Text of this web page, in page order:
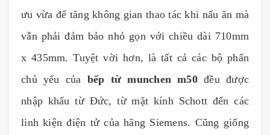
ưu vừa để tăng không gian thao tác khi nấu ăn mà
vẫn phải đảm bảo nhỏ gọn với chiều dài 710mm
x 435mm. Tuyệt vời hơn, là tất cả các bộ phẩn
chủ yếu của bếp từ munchen m50đều được
nhập khẩu từ Đức, từ mặt kính Schott đến các
linh kiện điện tử của hãng Siemens. Cũng giống